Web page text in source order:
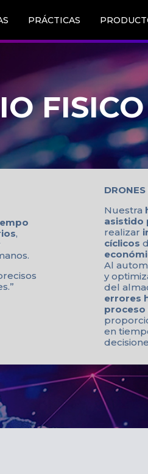
PRÁCTICAS
FISICO
,
Nuestra
asistido
realizar
cíclicos
Al
y
del
errores
proceso
en